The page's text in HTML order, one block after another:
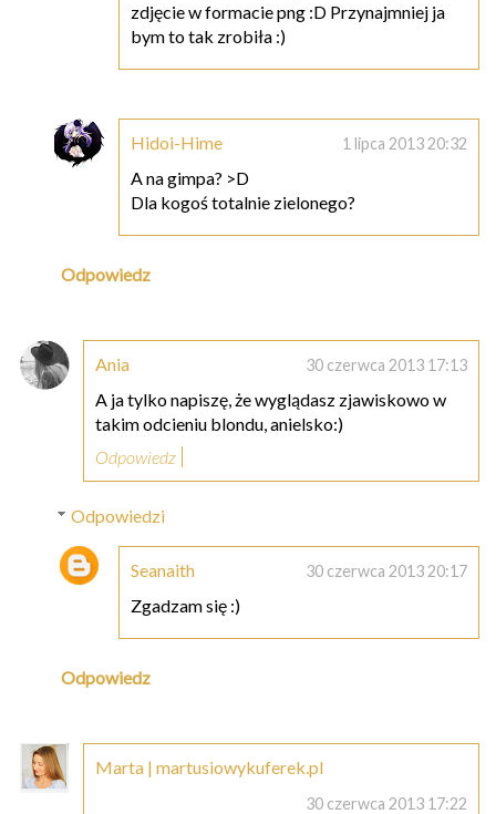
zdjęcie w formacie png :D Przynajmniej ja
bym to tak zrobiła :)
Hidoi-Hime 1 lipca 2013 20:32
A na gimpa? >D
Dla kogoś totalnie zielonego?
Odpowiedz
Ania 30 czerwca 2013 17:13
A ja tylko napiszę, że wyglądasz zjawiskowo w
takim odcieniu blondu, anielsko:)
Odpowiedz
Odpowiedzi
Seanaith 30 czerwca 2013 20:17
Zgadzam się :)
Odpowiedz
Marta | martusiowykuferek.pl
30 czerwca 2013 17:22